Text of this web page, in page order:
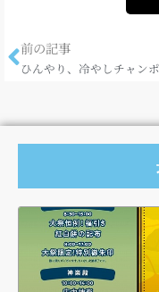
前の記事
ひんやり、冷やしチャンポ